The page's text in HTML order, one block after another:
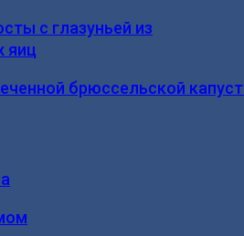
с глазуньей из
яиц
брюссельской